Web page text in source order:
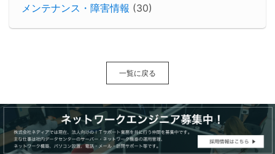
メンテナンス・障害情報 (30)
一覧に戻る